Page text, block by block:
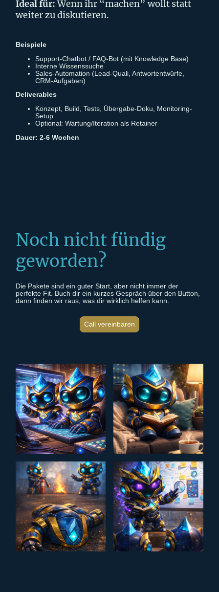
Ideal für:Wenn ihr “machen” wollt statt
weiter zu diskutieren.
Beispiele
Support-Chatbot / FAQ-Bot (mit Knowledge Base)
Interne Wissenssuche
Sales-Automation (Lead-Quali, Antwortentwürfe,
CRM-Aufgaben)
Deliverables
Konzept, Build, Tests, Übergabe-Doku, Monitoring-
Setup
Optional: Wartung/Iteration als Retainer
Dauer: 2-6 Wochen
Noch nicht fündig
geworden?
Die Pakete sind ein guter Start, aber nicht immer der
perfekte Fit. Buch dir ein kurzes Gespräch über den Button,
dann finden wir raus, was dir wirklich helfen kann.
Call vereinbaren